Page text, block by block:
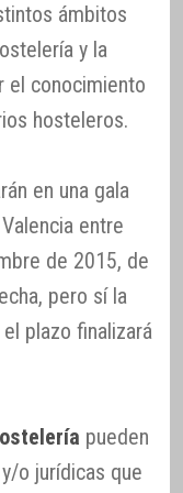
ámbitos
y la
el conocimiento
hosteleros.
en una gala
entre
de 2015, de
pero sí la
plazo finalizará
pueden
o jurídicas que